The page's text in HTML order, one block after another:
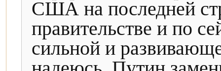
США на последней
правительстве и по
сильной и